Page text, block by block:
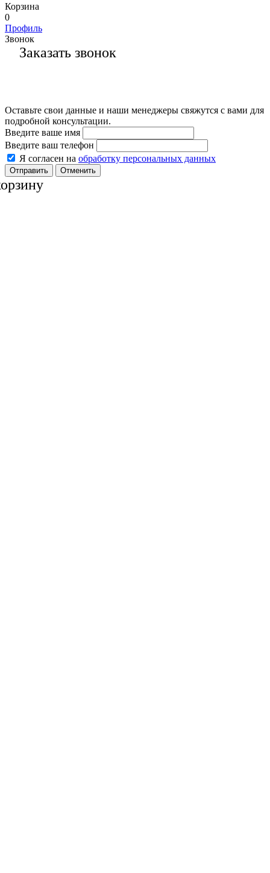
Корзина
0
Профиль
Звонок
Заказать звонок
Оставьте свои данные и наши менеджеры свяжутся с вами для
подробной консультации.
Введите ваше имя
Введите ваш телефон
Я согласен на обработку персональных данных
Отменить